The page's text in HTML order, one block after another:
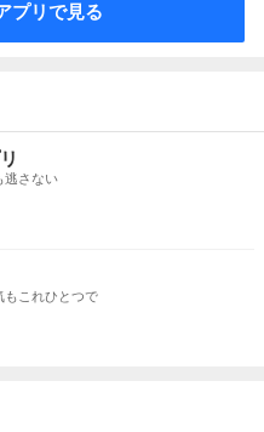
プリで見る
逃さない
もこれひとつで